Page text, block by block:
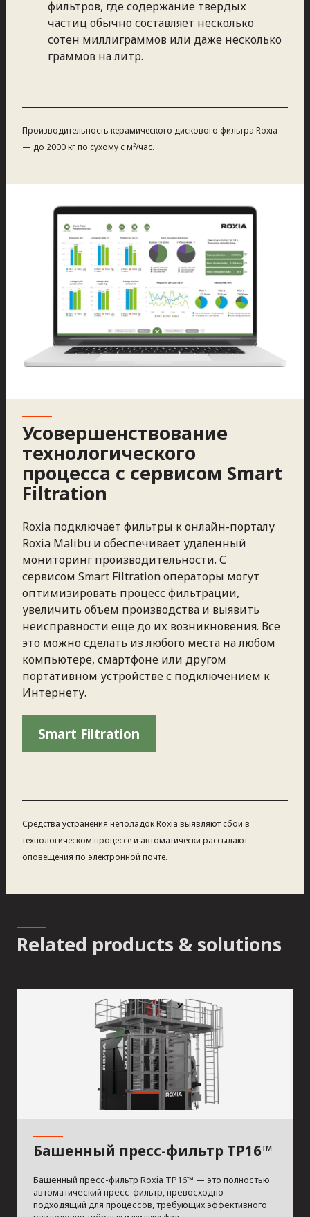
фильтров, где содержание твердых
частиц обычно составляет несколько
сотен миллиграммов или даже несколько
граммов на литр.
Производительность керамического дискового фильтра Roxia
— до 2000 кг по сухому с м²/час.
Усовершенствование
технологического
процесса с сервисом Smart
Filtration
Roxia подключает фильтры к онлайн-порталу
Roxia Malibu и обеспечивает удаленный
мониторинг производительности. С
сервисом Smart Filtration операторы могут
оптимизировать процесс фильтрации,
увеличить объем производства и выявить
неисправности еще до их возникновения. Все
это можно сделать из любого места на любом
компьютере, смартфоне или другом
портативном устройстве с подключением к
Интернету.
Smart Filtration
Средства устранения неполадок Roxia выявляют сбои в
технологическом процессе и автоматически рассылают
оповещения по электронной почте.
Related products & solutions
Башенный пресс-фильтр TP16™
Башенный пресс-фильтр Roxia TP16™ — это полностью
автоматический пресс-фильтр, превосходно
подходящий для процессов, требующих эффективного